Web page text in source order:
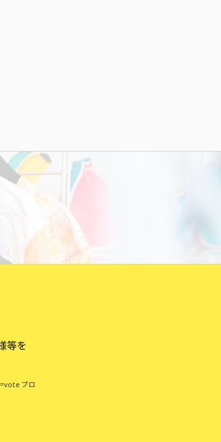
等を
=vote プロ